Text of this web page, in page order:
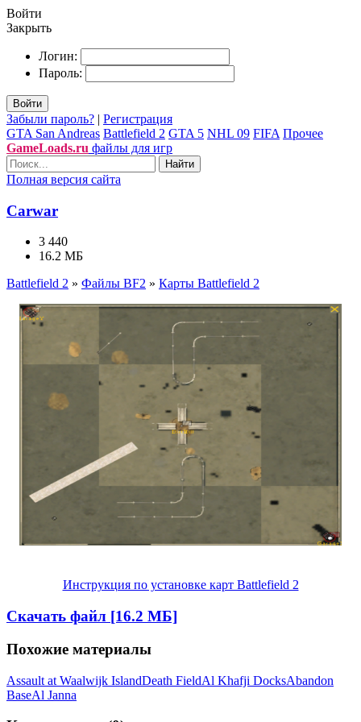
Войти
Закрыть
Логин:
Пароль:
Войти
Забыли пароль? | Регистрация
GTA San Andreas Battlefield 2 GTA 5 NHL 09 FIFA Прочее
GameLoads.ru файлы для игр
Найти
Полная версия сайта
Carwar
3 440
16.2 МБ
Battlefield 2 » Файлы BF2 » Карты Battlefield 2
Инструкция по установке карт Battlefield 2
Скачать файл [16.2 МБ]
Похожие материалы
Assault at Waalwijk IslandDeath FieldAl Khafji DocksAbandon
BaseAl Janna